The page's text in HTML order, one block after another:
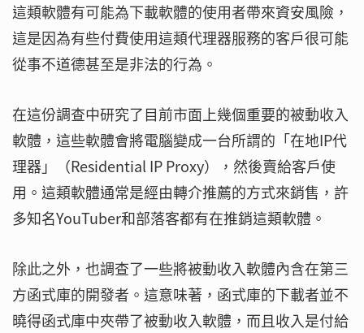
這類軟體有可能為下載軟體的使用者帶來資安風險，
這是因為有些付費使用這類代理器服務的客戶很可能
從事不道德甚至是非法的行為。
在這份調查中研究了目前市面上幾個重要的被動收入
軟體，這些軟體會將電腦變成一台所謂的「在地IP代
理器」（Residential IP Proxy），然後賣給客戶使
用。這類軟體通常是經由轉介推薦的方式來銷售，許
多知名YouTuber和部落客都有在推銷這類軟體。
除此之外，也調查了一些將被動收入軟體內含在第三
方函式庫的開發者。這意味著，函式庫的下載者並不
曉得函式庫中夾帶了被動收入軟體，而且收入是付給